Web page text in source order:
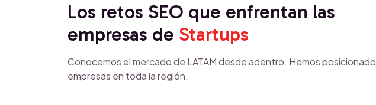
Los retos SEO que enfrentan las
empresas de Startups
Conocemos el mercado de LATAM desde adentro. Hemos posicionado
empresas en toda la región.